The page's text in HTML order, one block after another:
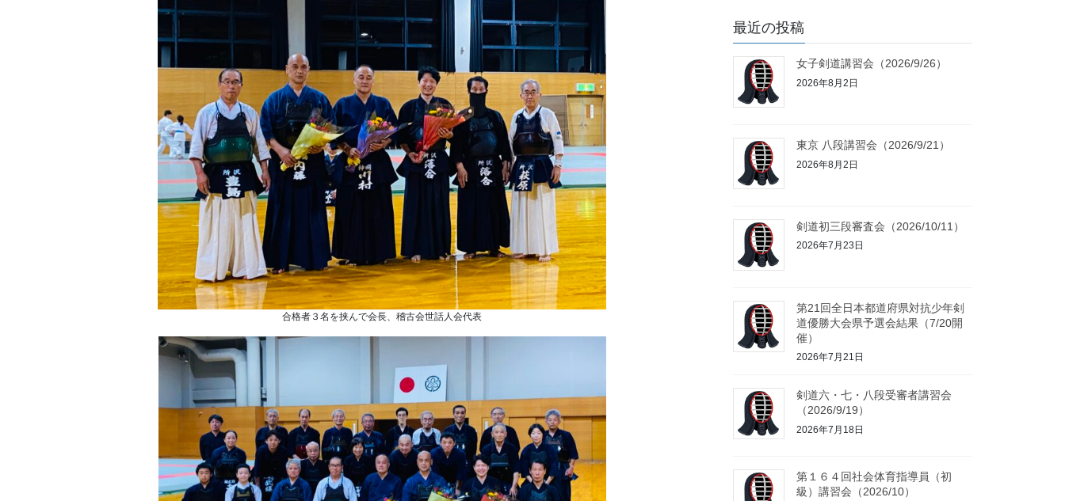
合格者３名を挟んで会長、稽古会世話人会代表
イ
ブ
最近の投稿
女子剣道講習会（2026/9/26）
2026年8月2日
東京 八段講習会（2026/9/21）
2026年8月2日
剣道初三段審査会（2026/10/11）
2026年7月23日
第21回全日本都道府県対抗少年剣
道優勝大会県予選会結果（7/20開
催）
2026年7月21日
剣道六・七・八段受審者講習会
（2026/9/19）
2026年7月18日
第１６４回社会体育指導員（初
級）講習会（2026/10）